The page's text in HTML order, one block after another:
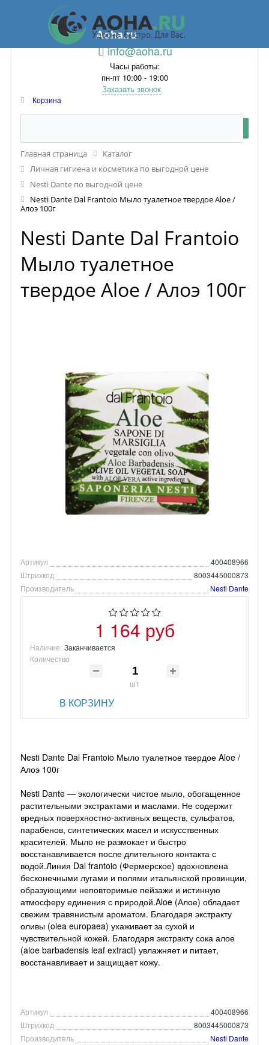
Aoha.ru
info@aoha.ru
Часы работы:
пн-пт 10:00 - 19:00
Заказать звонок
Корзина
Главная страница
Каталог
Личная гигиена и косметика по выгодной цене
Nesti Dante по выгодной цене
Nesti Dante Dal Frantoio Мыло туалетное твердое Aloe /
Алоэ 100г
Nesti Dante Dal Frantoio
Мыло туалетное
твердое Aloe / Алоэ 100г
Артикул
400408966
Штрихкод
8003445000873
Производитель
Nesti Dante
1 164 руб
Наличие: Заканчивается
Количество
шт
В КОРЗИНУ
Nesti Dante Dal Frantoio Мыло туалетное твердое Aloe /
Алоэ 100г
Nesti Dante — экологически чистое мыло, обогащенное
растительными экстрактами и маслами. Не содержит
вредных поверхностно-активных веществ, сульфатов,
парабенов, синтетических масел и искусственных
красителей. Мыло не размокает и быстро
восстанавливается после длительного контакта с
водой.Линия Dal frantoio (Фермерское) вдохновлена
бесконечными лугами и полями итальянской провинции,
образующими неповторимые пейзажи и истинную
атмосферу единения с природой.Aloe (Алое) обладает
свежим травянистым ароматом. Благодаря экстракту
оливы (olea europaea) ухаживает за сухой и
чувствительной кожей. Благодаря экстракту сока алое
(aloe barbadensis leaf extract) увлажняет и питает,
восстанавливает и защищает кожу.
Артикул
400408966
Штрихкод
8003445000873
Производитель
Nesti Dante